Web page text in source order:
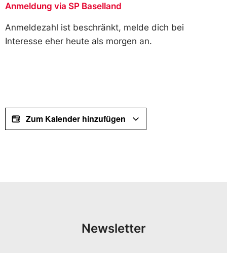
Anmeldung via SP Baselland
Anmeldezahl ist beschränkt, melde dich bei
Interesse eher heute als morgen an.
Zum Kalender hinzufügen
Newsletter